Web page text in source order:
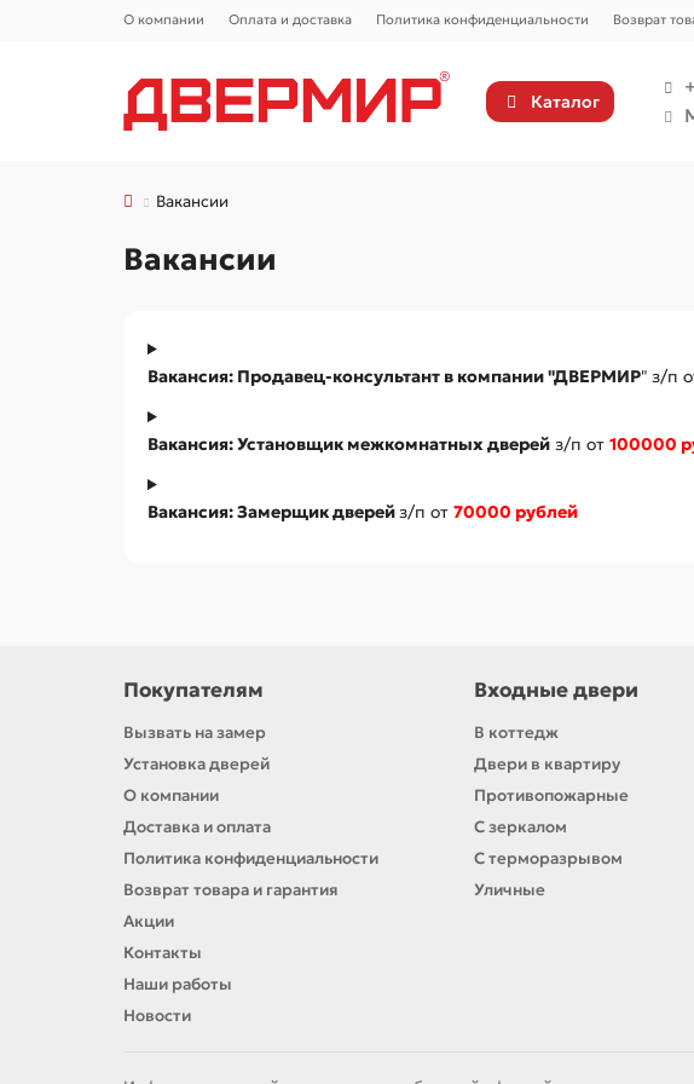
О компании Оплата и доставка Политика конфиденциальности Возврат
Каталог
Вакансии
Вакансии
Вакансия: Продавец-консультант в компании "ДВЕРМИР" з/п
Вакансия: Установщик межкомнатных дверей з/п от 100000
Вакансия: Замерщик дверейз/п от 70000 рублей
Покупателям
Вызвать на замер
Установка дверей
О компании
Доставка и оплата
Политика конфиденциальности
Возврат товара и гарантия
Акции
Контакты
Наши работы
Новости
Входные двери
В коттедж
Двери в квартиру
Противопожарные
С зеркалом
С терморазрывом
Уличные